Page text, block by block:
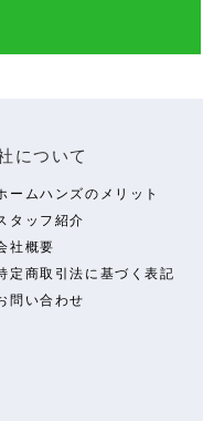
について
ームハンズのメリット
タッフ紹介
社概要
定商取引法に基づく表記
問い合わせ